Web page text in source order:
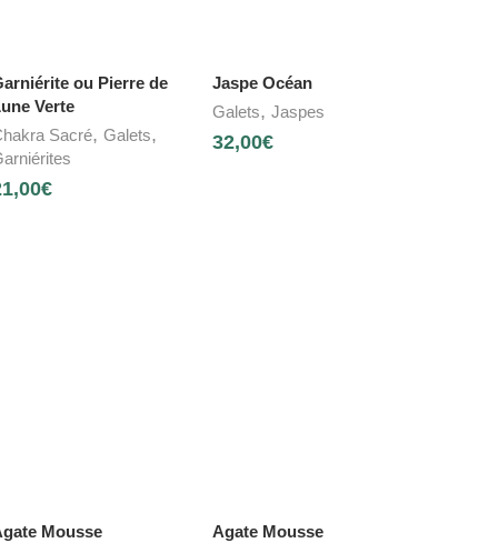
ou Pierre de
Verte
Sacré, Galets,
€
Jaspe Océan
Galets,Jaspes
32,00€
Mousse
Agate Mousse